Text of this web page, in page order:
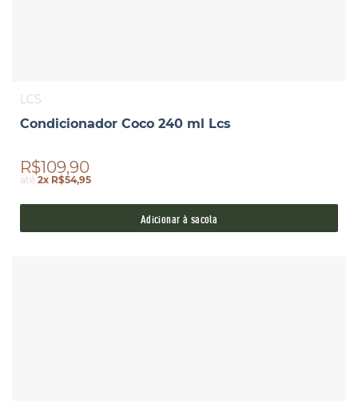
LCS
Condicionador Coco 240 ml Lcs
R$109,90
até2x R$54,95
Adicionar à sacola